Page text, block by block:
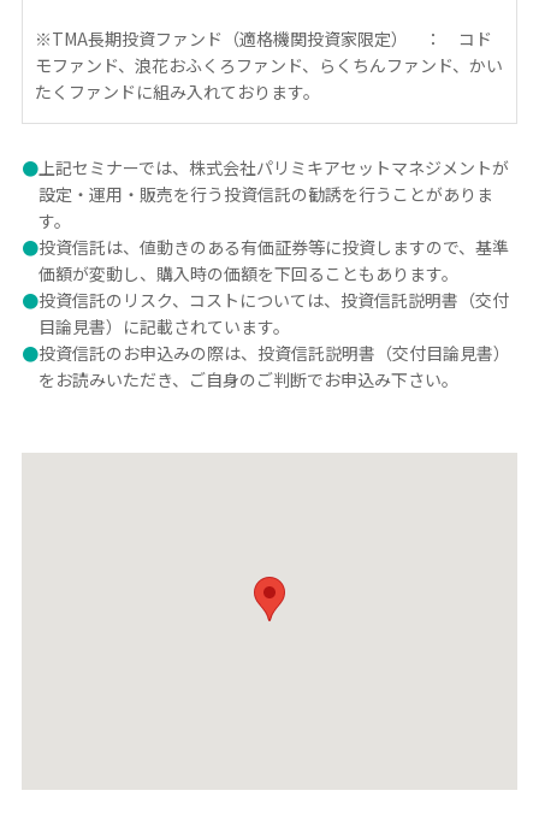
※TMA長期投資ファンド（適格機関投資家限定） ： コド
モファンド、浪花おふくろファンド、らくちんファンド、かい
たくファンドに組み入れております。
●上記セミナーでは、株式会社パリミキアセットマネジメントが
設定・運用・販売を行う投資信託の勧誘を行うことがありま
す。
●投資信託は、値動きのある有価証券等に投資しますので、基準
価額が変動し、購入時の価額を下回ることもあります。
●投資信託のリスク、コストについては、投資信託説明書（交付
目論見書）に記載されています。
●投資信託のお申込みの際は、投資信託説明書（交付目論見書）
をお読みいただき、ご自身のご判断でお申込み下さい。